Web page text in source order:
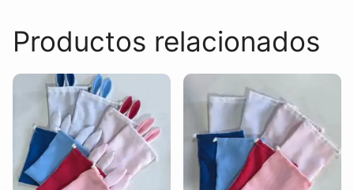
Productos relacionados